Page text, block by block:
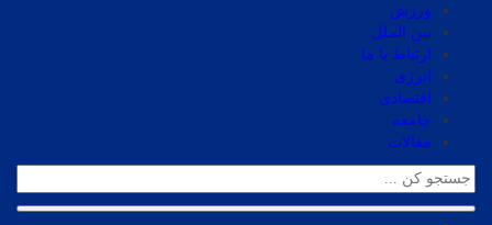
ورزش
بین الملل
ارتباط با ما
انرژی
اقتصادی
جامعه
مقالات